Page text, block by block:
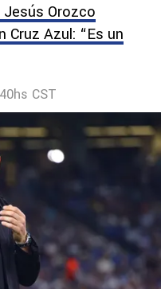
Jesús Orozco
Cruz Azul: “Es un
CST